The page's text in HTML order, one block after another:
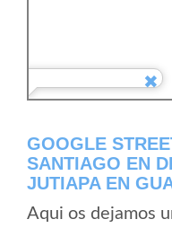
GOOGLE
SANTIAGO EN
JUTIAPA EN
Aqui os dejamos